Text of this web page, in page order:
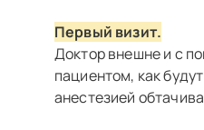
Первый визит.
Доктор внешне и с
пациентом, как
анестезией